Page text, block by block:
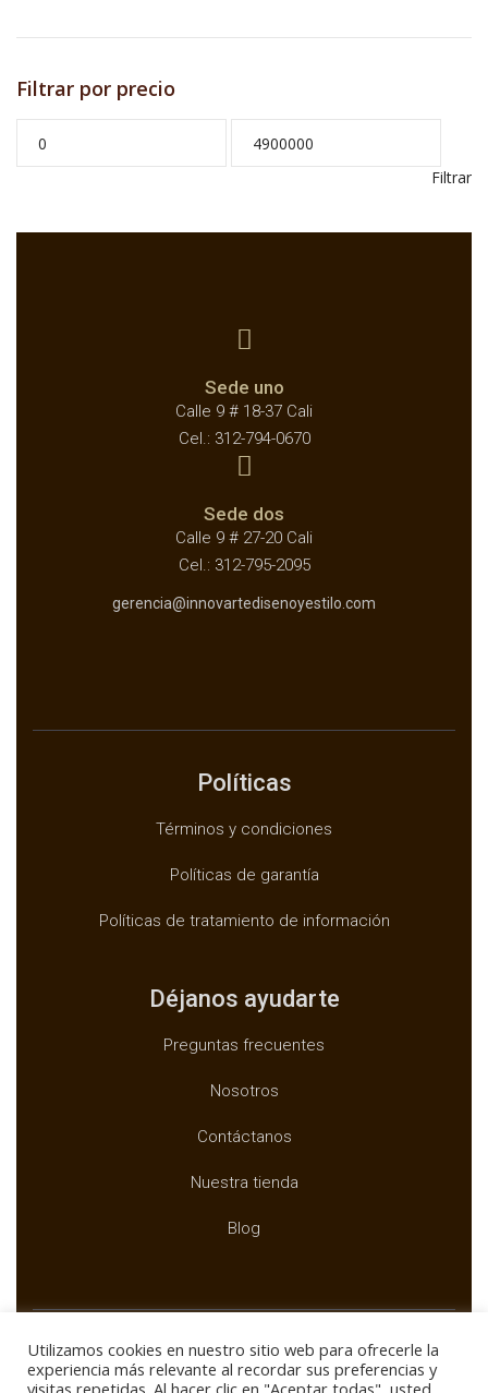
Filtrar por precio
Filtrar
Sede uno
Calle 9 # 18-37 Cali
Cel.: 312-794-0670
Sede dos
Calle 9 # 27-20 Cali
Cel.: 312-795-2095
gerencia@innovartedisenoyestilo.com
Políticas
Términos y condiciones
Políticas de garantía
Políticas de tratamiento de información
Déjanos ayudarte
Preguntas frecuentes
Nosotros
Contáctanos
Nuestra tienda
Blog
Utilizamos cookies en nuestro sitio web para ofrecerle la
experiencia más relevante al recordar sus preferencias y
visitas repetidas. Al hacer clic en "Aceptar todas", usted